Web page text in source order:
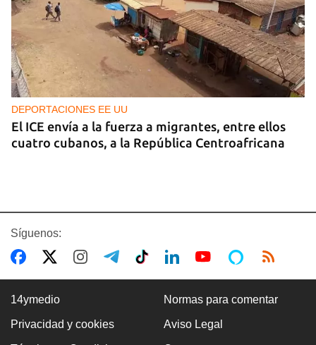
DEPORTACIONES EE UU
El ICE envía a la fuerza a migrantes, entre ellos
cuatro cubanos, a la República Centroafricana
Síguenos:
14ymedio Normas para comentar
Privacidad y cookies Aviso Legal